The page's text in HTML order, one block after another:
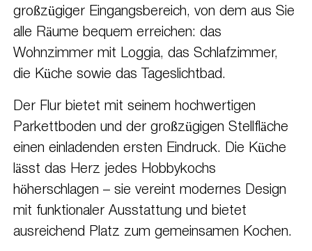
großzügiger Eingangsbereich, von dem aus Sie
alle Räume bequem erreichen: das
Wohnzimmer mit Loggia, das Schlafzimmer,
die Küche sowie das Tageslichtbad.
Der Flur bietet mit seinem hochwertigen
Parkettboden und der großzügigen Stellfläche
einen einladenden ersten Eindruck. Die Küche
lässt das Herz jedes Hobbykochs
höherschlagen – sie vereint modernes Design
mit funktionaler Ausstattung und bietet
ausreichend Platz zum gemeinsamen Kochen.